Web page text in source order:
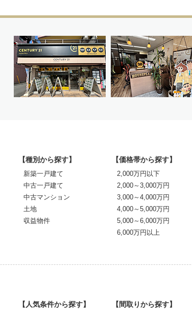
【種別から探す】
新築一戸建て
中古一戸建て
中古マンション
土地
収益物件
【価格帯から探す】
2,000万円以下
2,000～3,000万円
3,000～4,000万円
4,000～5,000万円
5,000～6,000万円
6,000万円以上
【人気条件から探す】 【間取りから探す】